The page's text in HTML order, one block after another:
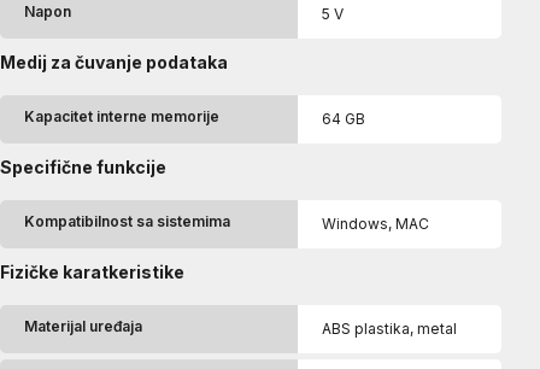
Napon 5 V
Medij za čuvanje podataka
Kapacitet interne memorije 64 GB
Specifične funkcije
Kompatibilnost sa sistemima Windows, MAC
Fizičke karatkeristike
Materijal uređaja ABS plastika, metal